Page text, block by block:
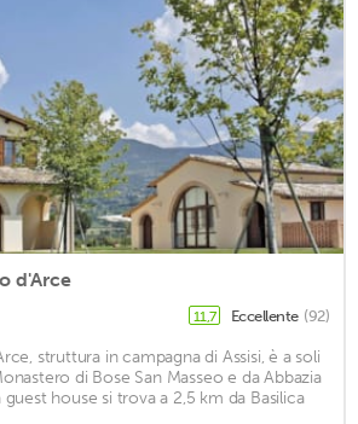
d'Arce
11,7 Eccellente (92)
struttura in campagna di Assisi, è a soli
di Bose San Masseo e da Abbazia
house si trova a 2,5 km da Basilica